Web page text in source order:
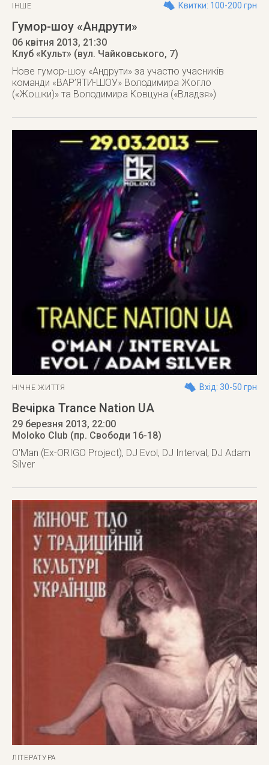
ІНШЕ Квитки: 100-200 грн
Гумор-шоу «Андрути»
06 квітня 2013, 21:30
Клуб «Культ» (вул. Чайковського, 7)
Нове гумор-шоу «Андрути» за участю учасників
команди «ВАР’ЯТИ-ШОУ» Володимира Жогло
(«Жошки)» та Володимира Ковцуна («Владзя»)
НІЧНЕ ЖИТТЯ Вхід: 30-50 грн
Вечірка Trance Nation UA
29 березня 2013, 22:00
Moloko Club (пр. Свободи 16-18)
O'Man (Ex-ORIGO Project), DJ Evol, DJ Interval, DJ Adam
Silver
ЛІТЕРАТУРА